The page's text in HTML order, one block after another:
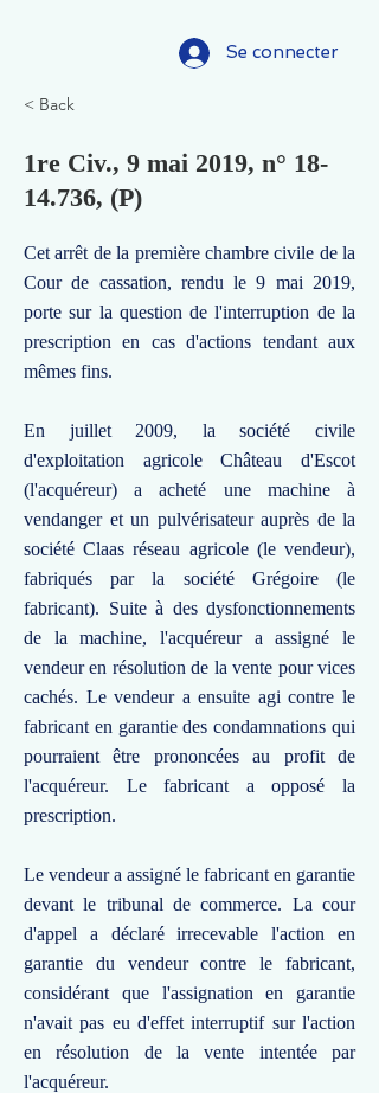
Se connecter
< Back
1re Civ., 9 mai 2019, n° 18-
14.736, (P)
Cet arrêt de la première chambre civile de la
Cour de cassation, rendu le 9 mai 2019,
porte sur la question de l'interruption de la
prescription en cas d'actions tendant aux
mêmes fins.
En juillet 2009, la société civile
d'exploitation agricole Château d'Escot
(l'acquéreur) a acheté une machine à
vendanger et un pulvérisateur auprès de la
société Claas réseau agricole (le vendeur),
fabriqués par la société Grégoire (le
fabricant). Suite à des dysfonctionnements
de la machine, l'acquéreur a assigné le
vendeur en résolution de la vente pour vices
cachés. Le vendeur a ensuite agi contre le
fabricant en garantie des condamnations qui
pourraient être prononcées au profit de
l'acquéreur. Le fabricant a opposé la
prescription.
Le vendeur a assigné le fabricant en garantie
devant le tribunal de commerce. La cour
d'appel a déclaré irrecevable l'action en
garantie du vendeur contre le fabricant,
considérant que l'assignation en garantie
n'avait pas eu d'effet interruptif sur l'action
en résolution de la vente intentée par
l'acquéreur.